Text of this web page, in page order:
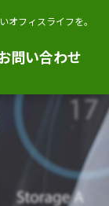
フィスライフを。
問い合わせ